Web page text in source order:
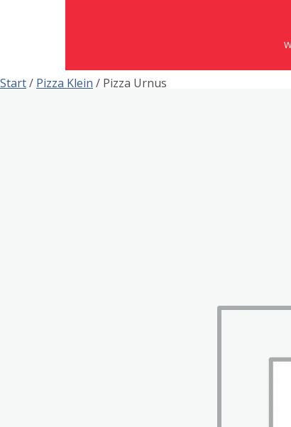
Start/ Pizza Klein / Pizza Urnus